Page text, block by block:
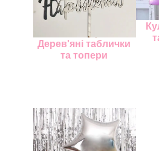
Дерев'яні таблички
та топери